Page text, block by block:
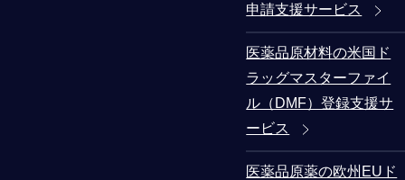
申請支援サービス
医薬品原材料の米国ド
ラッグマスターファイ
ル（DMF）登録支援サ
ービス
医薬品原薬の欧州EUド